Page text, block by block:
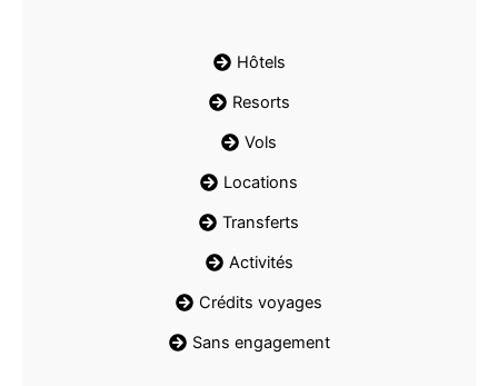
Hôtels
Resorts
Vols
Locations
Transferts
Activités
Crédits voyages
Sans engagement